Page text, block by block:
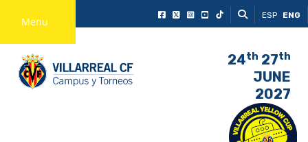
Menu ESP ENG
24th 27th
JUNE
2027